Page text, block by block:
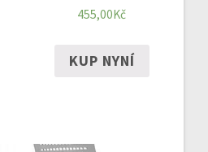
455,00Kč
KUP NYNÍ